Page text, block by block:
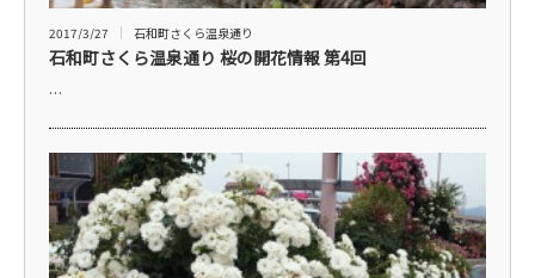
2017/3/27 石和町さくら温泉通り
石和町さくら温泉通り 桜の開花情報 第4回
…